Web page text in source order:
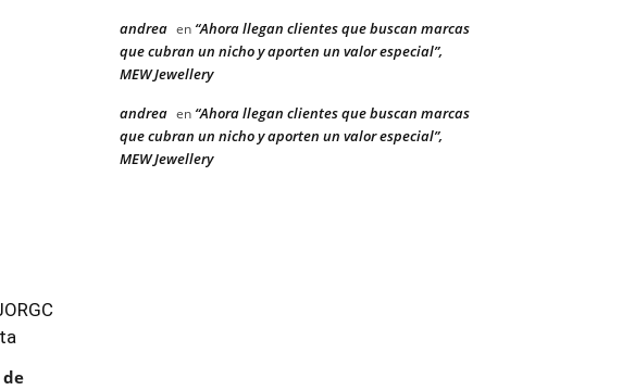
de
andrea en “Ahora llegan clientes que buscan marcas
que cubran un nicho y aporten un valor especial”,
MEW Jewellery
andrea en “Ahora llegan clientes que buscan marcas
que cubran un nicho y aporten un valor especial”,
MEW Jewellery